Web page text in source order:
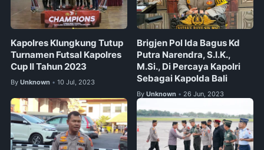
Kapolres Klungkung Tutup
Turnamen Futsal Kapolres
Cup II Tahun 2023
By Unknown • 10 Jul, 2023
Brigjen Pol Ida Bagus Kd
Putra Narendra, S.I.K.,
M.Si., Di Percaya Kapolri
Sebagai Kapolda Bali
By Unknown • 26 Jun, 2023